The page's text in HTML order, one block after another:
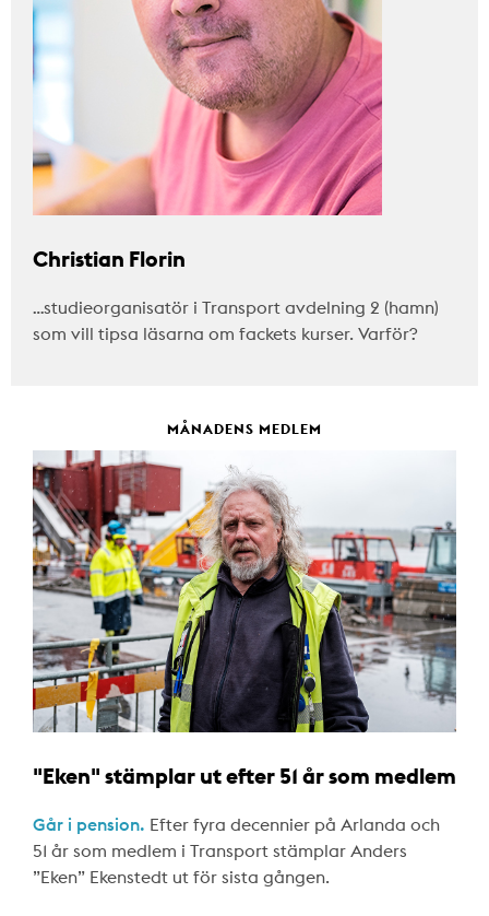
Christian Florin
…studieorganisatör i Transport avdelning 2 (hamn)
som vill tipsa läsarna om fackets kurser. Varför?
MÅNADENS MEDLEM
"Eken" stämplar ut efter 51 år som medlem
Går i pension. Efter fyra decennier på Arlanda och
51 år som medlem i Transport stämplar Anders
”Eken” Ekenstedt ut för sista gången.